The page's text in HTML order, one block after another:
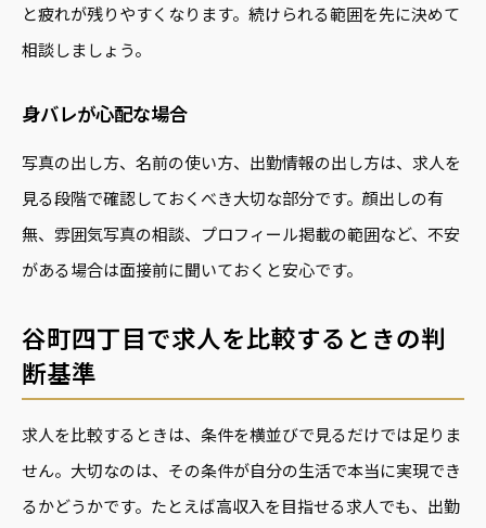
と疲れが残りやすくなります。続けられる範囲を先に決めて
相談しましょう。
身バレが心配な場合
写真の出し方、名前の使い方、出勤情報の出し方は、求人を
見る段階で確認しておくべき大切な部分です。顔出しの有
無、雰囲気写真の相談、プロフィール掲載の範囲など、不安
がある場合は面接前に聞いておくと安心です。
谷町四丁目で求人を比較するときの判
断基準
求人を比較するときは、条件を横並びで見るだけでは足りま
せん。大切なのは、その条件が自分の生活で本当に実現でき
るかどうかです。たとえば高収入を目指せる求人でも、出勤